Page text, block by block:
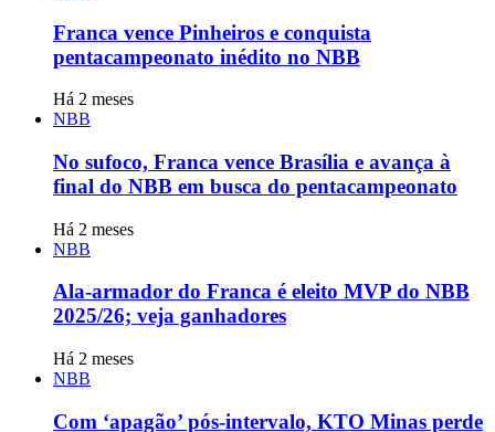
Franca vence Pinheiros e conquista
pentacampeonato inédito no NBB
Há 2 meses
NBB
No sufoco, Franca vence Brasília e avança à
final do NBB em busca do pentacampeonato
Há 2 meses
NBB
Ala-armador do Franca é eleito MVP do NBB
2025/26; veja ganhadores
Há 2 meses
NBB
Com ‘apagão’ pós-intervalo, KTO Minas perde